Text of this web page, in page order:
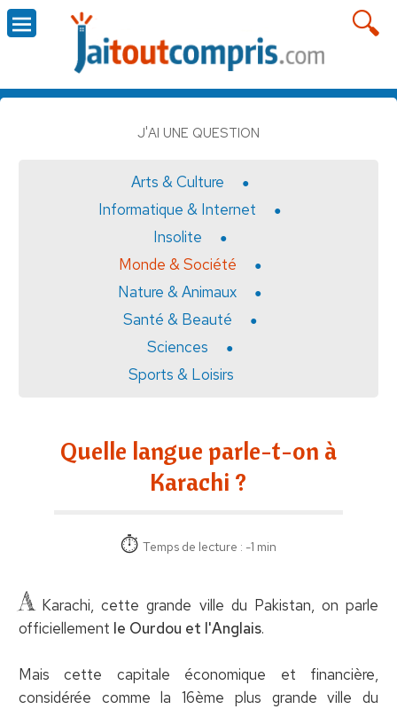
J'AI UNE QUESTION
Arts & Culture
Informatique & Internet
Insolite
Monde & Société
Nature & Animaux
Santé & Beauté
Sciences
Sports & Loisirs
Quelle langue parle-t-on à
Karachi ?
Temps de lecture : -1 min
AKarachi, cette grande ville du Pakistan, on parle
officiellement le Ourdou et l'Anglais.
Mais cette capitale économique et financière,
considérée comme la 16ème plus grande ville du